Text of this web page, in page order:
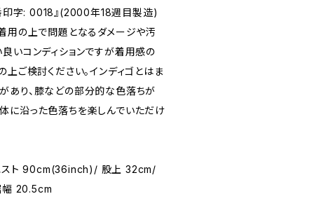
印字: 0018』(2000年18週目製造)
用の上で問題となるダメージや汚
いコンディションですが着用感の
ご検討ください。インディゴとはま
あり、膝などの部分的な色落ちが
に沿った色落ちを楽しんでいただけ
ト 90cm(36inch)/ 股上 32cm/
幅 20.5cm